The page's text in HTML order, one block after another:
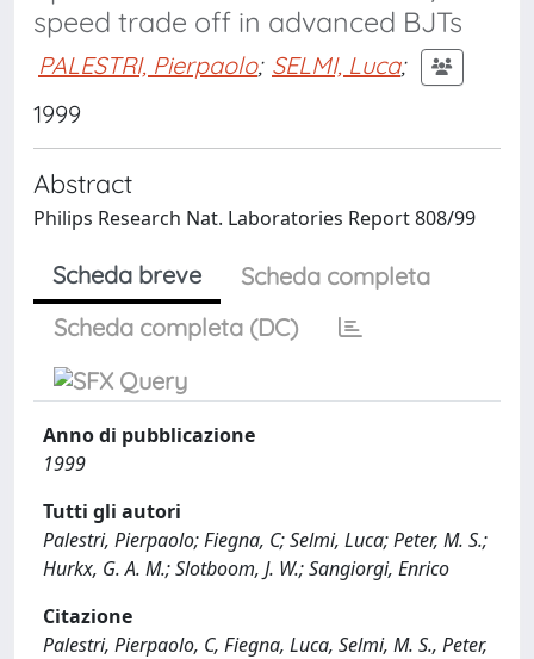
speed trade off in advanced BJTs
PALESTRI, Pierpaolo; SELMI, Luca;
1999
Abstract
Philips Research Nat. Laboratories Report 808/99
Scheda breve
Scheda completa
Scheda completa (DC)
Anno di pubblicazione
1999
Tutti gli autori
Palestri, Pierpaolo; Fiegna, C; Selmi, Luca; Peter, M. S.;
Hurkx, G. A. M.; Slotboom, J. W.; Sangiorgi, Enrico
Citazione
Palestri, Pierpaolo, C, Fiegna, Luca, Selmi, M. S., Peter,